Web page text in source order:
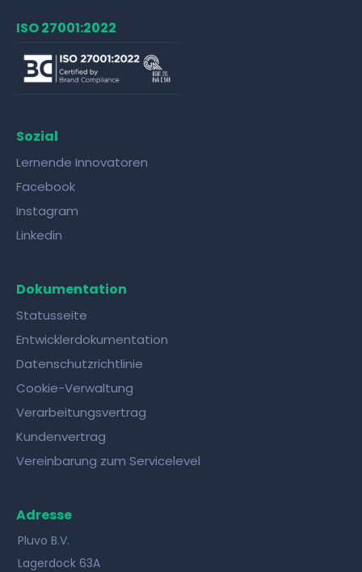
ISO 27001:2022
Sozial
Lernende Innovatoren
Facebook
Instagram
Linkedin
Dokumentation
Statusseite
Entwicklerdokumentation
Datenschutzrichtlinie
Cookie-Verwaltung
Verarbeitungsvertrag
Kundenvertrag
Vereinbarung zum Servicelevel
Adresse
Pluvo B.V.
Lagerdock 63A